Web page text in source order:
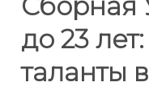
до 23
таланты